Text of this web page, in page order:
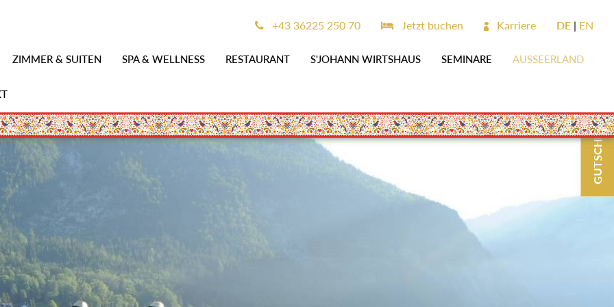
ZIMMER & SUITEN SPA & WELLNESS RESTAURANT S'JOHANN WIRTSHAUS SEMINARE AUSSEERLAND
+43 36225 250 70 Jetzt buchen Karriere DE EN
GUTSCHEINE